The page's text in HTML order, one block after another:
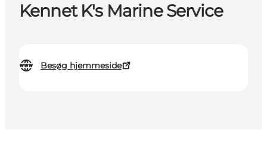
Kennet K's Marine Service
Besøg hjemmeside